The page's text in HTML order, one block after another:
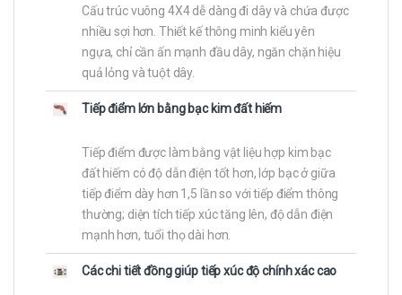
Cấu trúc vuông 4X4 dễ dàng đi dây và chứa được
nhiều sợi hơn. Thiết kế thông minh kiểu yên
ngựa, chỉ cần ấn mạnh đầu dây, ngăn chặn hiệu
quả lỏng và tuột dây.
Tiếp điểm lớn bằng bạc kim đất hiếm
Tiếp điểm được làm bằng vật liệu hợp kim bạc
đất hiếm có độ dẫn điện tốt hơn, lớp bạc ở giữa
tiếp điểm dày hơn 1,5 lần so với tiếp điểm thông
thường; diện tích tiếp xúc tăng lên, độ dẫn điện
mạnh hơn, tuổi thọ dài hơn.
Các chi tiết đồng giúp tiếp xúc độ chính xác cao